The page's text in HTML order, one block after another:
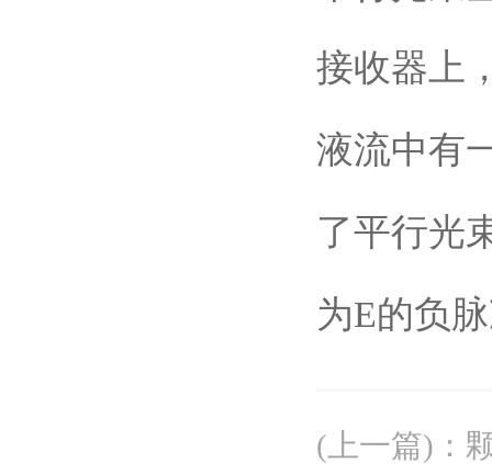
接收器上
液流中有
了平行光
为E的负
(上一篇) ：